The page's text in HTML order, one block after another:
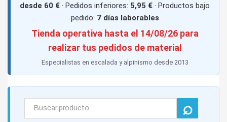
desde 60 € · Pedidos inferiores: 5,95 € · Productos bajo
pedido: 7 días laborables
Tienda operativa hasta el 14/08/26 para
realizar tus pedidos de material
Especialistas en escalada y alpinismo desde 2013